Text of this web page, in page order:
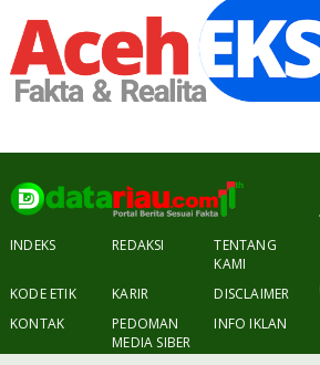
INDEKS REDAKSI
TENTANG
KAMI
KODE ETIK
KARIR
DISCLAIMER
KONTAK
PEDOMAN
MEDIA SIBER
INFO IKLAN